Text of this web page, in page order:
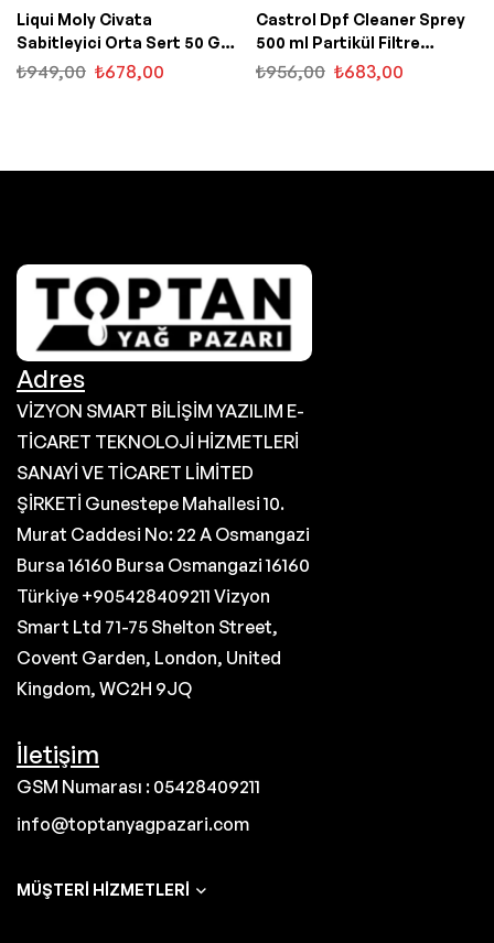
Liqui Moly Civata
Sabitleyici Orta Sert 50 Gr.
(3802)
₺949,00 ₺678,00
Castrol Dpf Cleaner Sprey
500 ml Partikül Filtre
Temizleyici
₺956,00 ₺683,00
Adres
VİZYON SMART BİLİŞİM YAZILIM E-
TİCARET TEKNOLOJİ HİZMETLERİ
SANAYİ VE TİCARET LİMİTED
ŞİRKETİ Gunestepe Mahallesi 10.
Murat Caddesi No: 22 A Osmangazi
Bursa 16160 Bursa Osmangazi 16160
Türkiye +905428409211 Vizyon
Smart Ltd 71-75 Shelton Street,
Covent Garden, London, United
Kingdom, WC2H 9JQ
İletişim
GSM Numarası : 05428409211
info@toptanyagpazari.com
MÜŞTERI HIZMETLERI